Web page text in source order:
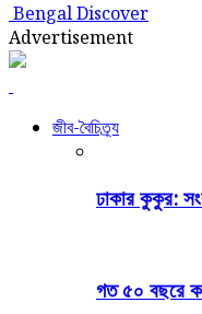
Bengal Discover
Advertisement
জীব-বৈচিত্র্য
ঢাকার কুকুর:
গত ৫০ বছরে